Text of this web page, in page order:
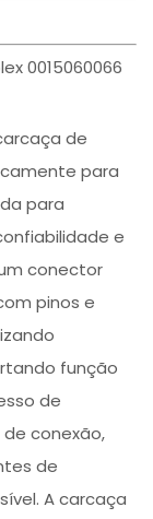
0015060066
de
para
para
e
conector
pinos e
função
de
conexão,
de
A carcaça